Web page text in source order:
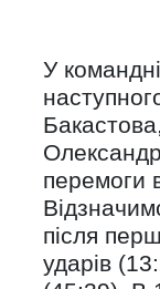
У
перемоги
після
ударів